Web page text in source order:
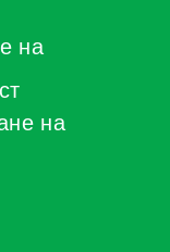
на
на